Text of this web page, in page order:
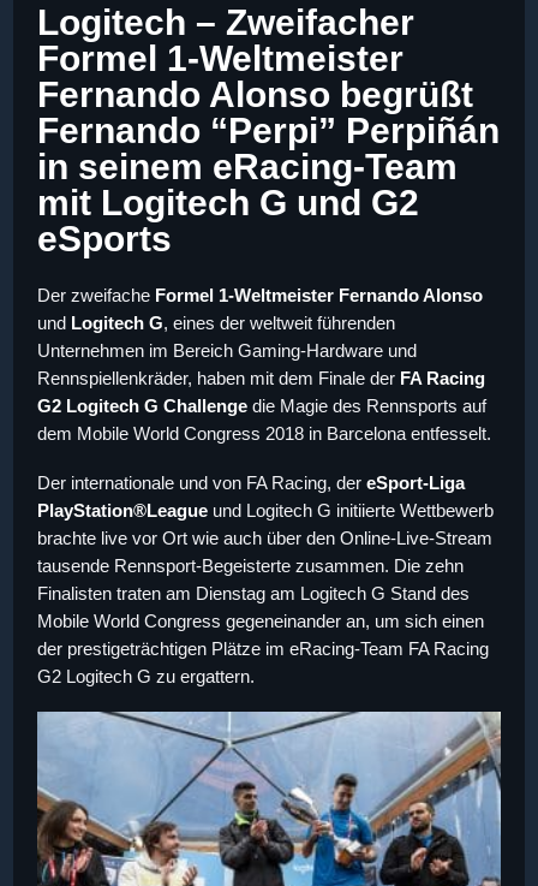
Logitech – Zweifacher
Formel 1-Weltmeister
Fernando Alonso begrüßt
Fernando “Perpi” Perpiñán
in seinem eRacing-Team
mit Logitech G und G2
eSports
Der zweifache Formel 1-Weltmeister Fernando Alonso
und Logitech G, eines der weltweit führenden
Unternehmen im Bereich Gaming-Hardware und
Rennspiellenkräder, haben mit dem Finale der FA Racing
G2 Logitech G Challenge die Magie des Rennsports auf
dem Mobile World Congress 2018 in Barcelona entfesselt.
Der internationale und von FA Racing, der eSport-Liga
PlayStation®League und Logitech G initiierte Wettbewerb
brachte live vor Ort wie auch über den Online-Live-Stream
tausende Rennsport-Begeisterte zusammen. Die zehn
Finalisten traten am Dienstag am Logitech G Stand des
Mobile World Congress gegeneinander an, um sich einen
der prestigeträchtigen Plätze im eRacing-Team FA Racing
G2 Logitech G zu ergattern.